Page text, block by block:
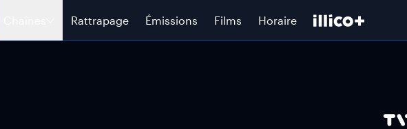
Rattrapage Émissions Films Horaire